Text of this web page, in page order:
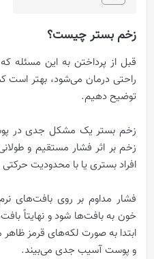
زخم بستر چیست؟
قبل از پرداختن به این مسئله
راحتی درمان می‌شود، بهتر
توضیح دهیم.
زخم بستر یک مشکل جدی در
زخم بر اثر فشار مستقیم و
افراد بستری یا با محدودیت
فشار مداوم بر روی بافت‌های
خون به بافت‌ها شود و نهایتاً
ابتدا به صورت لکه‌های قرمز
و پوست آسیب جدی می‌بیند.